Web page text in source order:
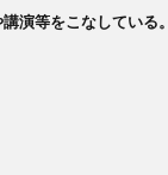
演等をこなしている。